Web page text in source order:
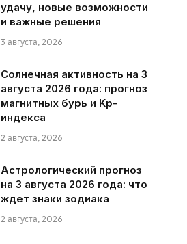
удачу, новые возможности
и важные решения
3 августа, 2026
Солнечная активность на 3
августа 2026 года: прогноз
магнитных бурь и Kp-
индекса
2 августа, 2026
Астрологический прогноз
на 3 августа 2026 года: что
ждет знаки зодиака
2 августа, 2026